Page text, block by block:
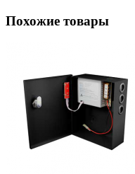
Похожие товары